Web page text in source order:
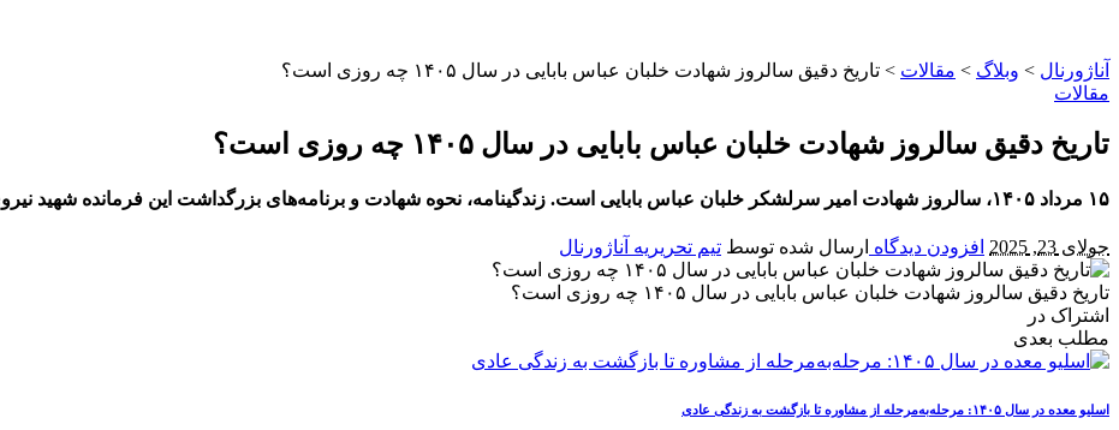
آناژورنال > وبلاگ > مقالات > تاریخ دقیق سالروز شهادت خلبان عباس بابایی در سال ۱۴۰۵ چه روزی است؟
مقالات
تاریخ دقیق سالروز شهادت خلبان عباس بابایی در سال ۱۴۰۵ چه روزی است؟
۱۵ مرداد ۱۴۰۵، سالروز شهادت امیر سرلشکر خلبان عباس بابایی است. زندگینامه، نحوه شهادت و برنامه‌های بزرگداشت این فرمانده شهید نیروی هوایی را در آناژورنال بخوانید.
جولای 23, 2025 افزودن دیدگاه ارسال شده توسط تیم تحریریه آناژورنال
تاریخ دقیق سالروز شهادت خلبان عباس بابایی در سال ۱۴۰۵ چه روزی است؟
اشتراک در
مطلب بعدی
اسلیو معده در سال ۱۴۰۵: مرحله‌به‌مرحله از مشاوره تا بازگشت به زندگی عادی